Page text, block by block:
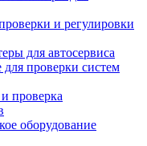
и регулировки
для автосервиса
проверки систем
проверка
оборудование